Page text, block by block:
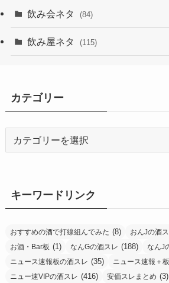
飲み会ネタ (84)
飲み屋ネタ (115)
カテゴリー
ーキーワードリンク
おすすめの酒で打線組んでみた (8) おんJの酒
お酒・Bar板 (1) なんGの酒スレ (188) なんJ
ニュース速報板の酒スレ (35) ニュース速報＋
ニュー速VIPの酒スレ (416) 安価スレまとめ (3)